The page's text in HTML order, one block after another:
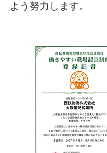
よう努力します。